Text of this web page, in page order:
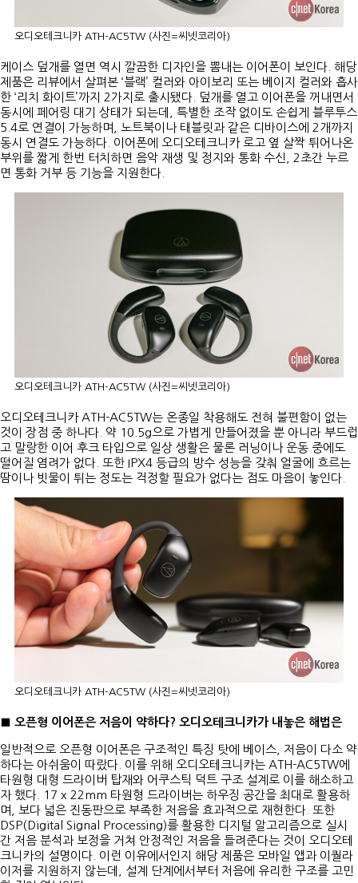
오디오테크니카 ATH-AC5TW (사진=씨넷코리아)
케이스 덮개를 열면 역시 깔끔한 디자인을 뽐내는 이어폰이 보인다. 해당
제품은 리뷰에서 살펴본 ‘블랙’ 컬러와 아이보리 또는 베이지 컬러와 흡사
한 ‘리치 화이트’까지 2가지로 출시됐다. 덮개를 열고 이어폰을 꺼내면서
동시에 페어링 대기 상태가 되는데, 특별한 조작 없이도 손쉽게 블루투스
5.4로 연결이 가능하며, 노트북이나 태블릿과 같은 디바이스에 2개까지
동시 연결도 가능하다. 이어폰에 오디오테크니카 로고 옆 살짝 튀어나온
부위를 짧게 한번 터치하면 음악 재생 및 정지와 통화 수신, 2초간 누르
면 통화 거부 등 기능을 지원한다.
오디오테크니카 ATH-AC5TW (사진=씨넷코리아)
오디오테크니카 ATH-AC5TW는 온종일 착용해도 전혀 불편함이 없는
것이 장점 중 하나다. 약 10.5g으로 가볍게 만들어졌을 뿐 아니라 부드럽
고 말랑한 이어 후크 타입으로 일상 생활은 물론 러닝이나 운동 중에도
떨어질 염려가 없다. 또한 IPX4 등급의 방수 성능을 갖춰 얼굴에 흐르는
땀이나 빗물이 튀는 정도는 걱정할 필요가 없다는 점도 마음이 놓인다.
오디오테크니카 ATH-AC5TW (사진=씨넷코리아)
■ 오픈형 이어폰은 저음이 약하다? 오디오테크니카가 내놓은 해법은
일반적으로 오픈형 이어폰은 구조적인 특징 탓에 베이스, 저음이 다소 약
하다는 아쉬움이 따랐다. 이를 위해 오디오테크니카는 ATH-AC5TW에
타원형 대형 드라이버 탑재와 어쿠스틱 덕트 구조 설계로 이를 해소하고
자 했다. 17 x 22mm 타원형 드라이버는 하우징 공간을 최대로 활용하
며, 보다 넓은 진동판으로 부족한 저음을 효과적으로 재현한다. 또한
DSP(Digital Signal Processing)를 활용한 디지털 알고리즘으로 실시
간 저음 분석과 보정을 거쳐 안정적인 저음을 들려준다는 것이 오디오테
크니카의 설명이다. 이런 이유에서인지 해당 제품은 모바일 앱과 이퀄라
이저를 지원하지 않는데, 설계 단계에서부터 저음에 유리한 구조를 고민